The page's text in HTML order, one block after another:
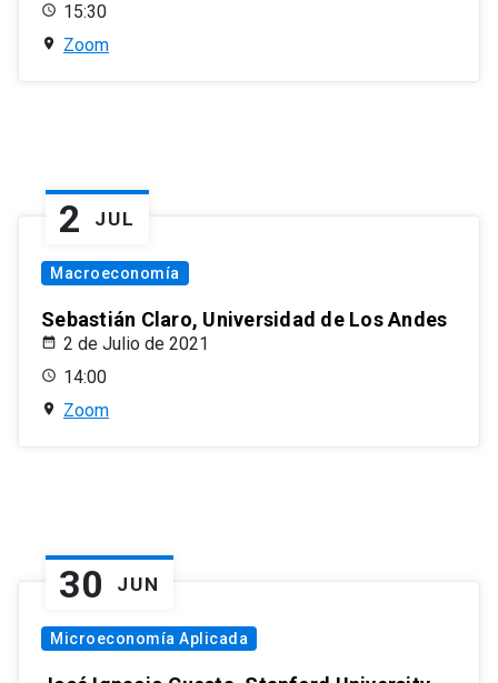
15:30
Zoom
2 JUL
Macroeconomía
Sebastián Claro, Universidad de Los Andes
2 de Julio de 2021
14:00
Zoom
30 JUN
Microeconomía Aplicada